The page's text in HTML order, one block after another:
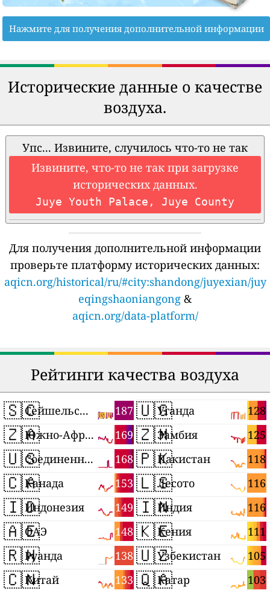
Нажмите для получения дополнительной информации
Исторические данные о качестве
воздуха.
Упс... Извините, случилось что-то не так
Извините, что-то не так при загрузке
исторических данных.
Juye Youth Palace, Juye County
Для получения дополнительной информации
проверьте платформу исторических данных:
aqicn.org/historical/ru/#city:shandong/juyexian/juy
eqingshaoniangong &
aqicn.org/data-platform/
Рейтинги качества воздуха
🇸🇨 187
Сейшельские Острова
🇿🇦 169
Южно-Африканская Республика
🇺🇸 168
Соединенные Штаты
🇨🇦 153
Канада
🇮🇩 149
Индонезия
🇦🇪 148
ОАЭ
🇷🇼 138
Руанда
🇨🇳 133
Китай
🇺🇬 128
Уганда
🇿🇲 125
Замбия
🇵🇰 118
Пакистан
🇱🇸 116
Лесото
🇮🇳 116
Индия
🇰🇪 111
Кения
🇺🇿 105
Узбекистан
🇶🇦 103
Катар